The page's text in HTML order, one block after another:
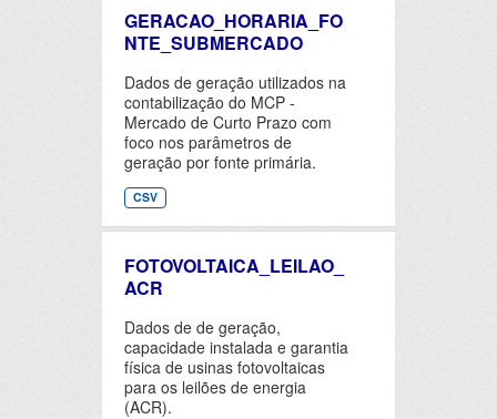
GERACAO_HORARIA_FO
NTE_SUBMERCADO
Dados de geração utilizados na
contabilização do MCP -
Mercado de Curto Prazo com
foco nos parâmetros de
geração por fonte primária.
CSV
FOTOVOLTAICA_LEILAO_
ACR
Dados de de geração,
capacidade instalada e garantia
física de usinas fotovoltaicas
para os leilões de energia
(ACR).